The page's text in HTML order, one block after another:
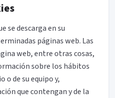
se descarga en su
páginas web. Las
web, entre otras cosas,
sobre los hábitos
o de su equipo y,
que contengan y de la